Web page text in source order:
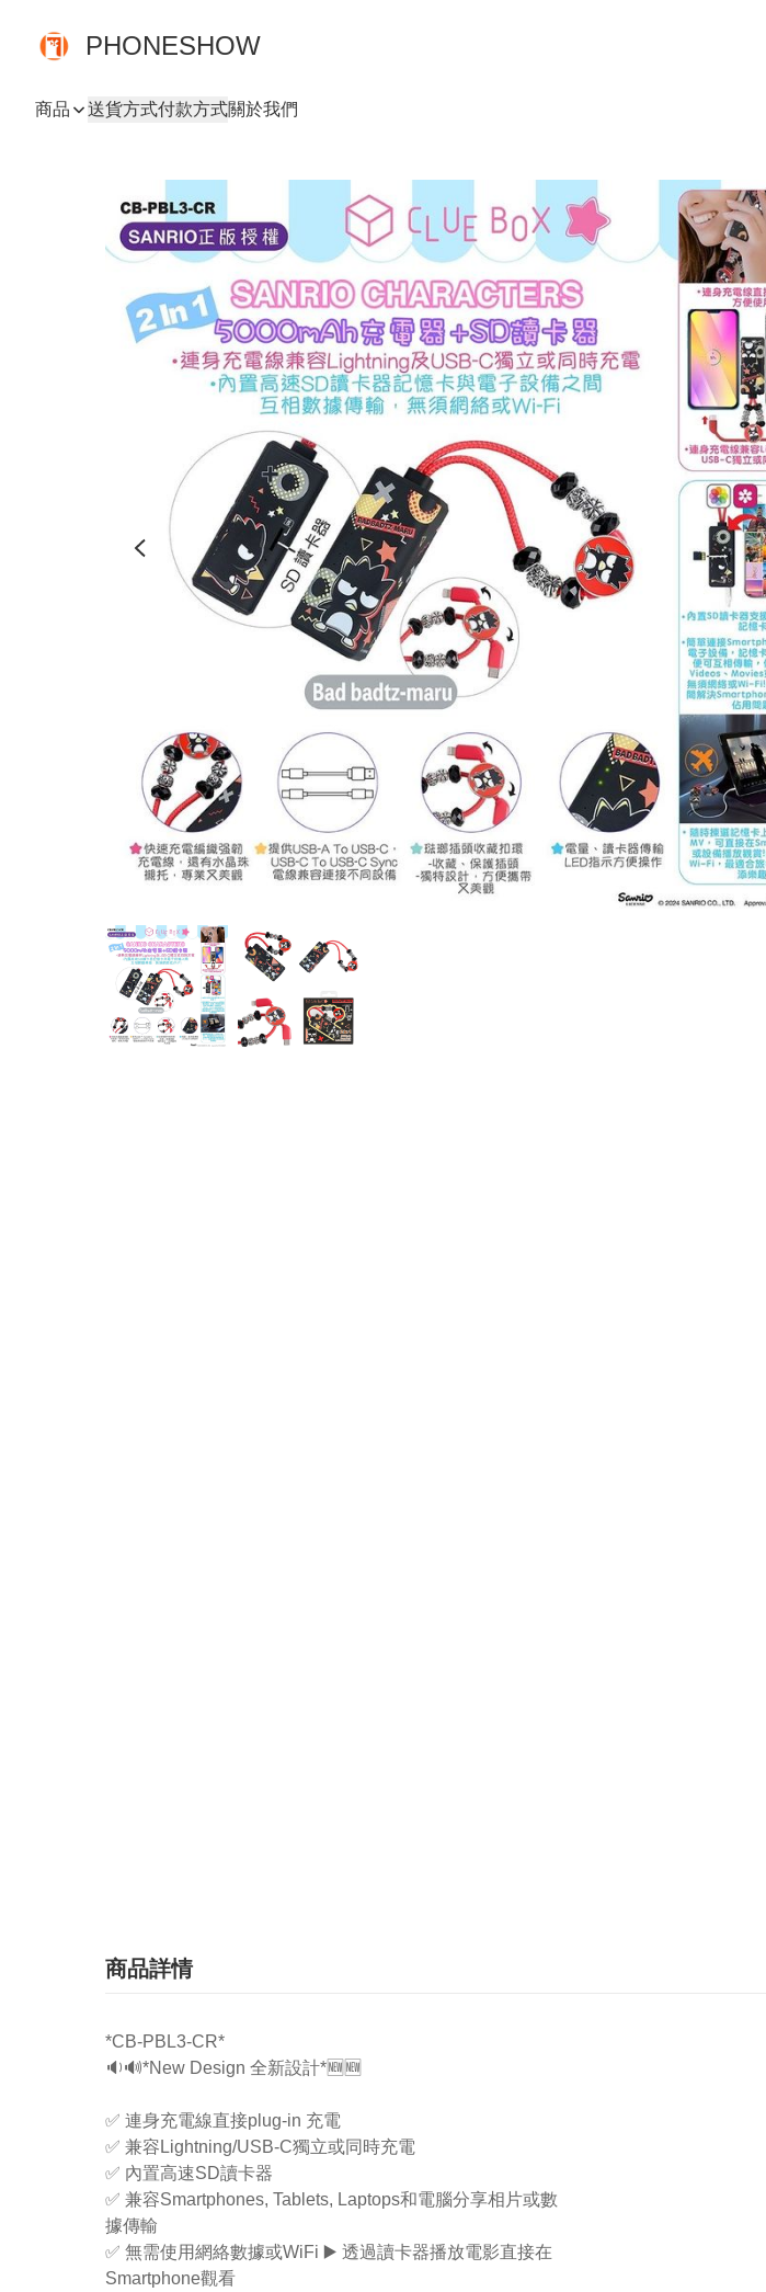
PHONESHOW
商品 送貨方式付款方式關於我們
商品詳情
*CB-PBL3-CR*
🔉🔊*New Design 全新設計*🆕🆕
✅ 連身充電線直接plug-in 充電
✅ 兼容Lightning/USB-C獨立或同時充電
✅ 內置高速SD讀卡器
✅ 兼容Smartphones, Tablets, Laptops和電腦分享相片或數
據傳輸
✅ 無需使用網絡數據或WiFi ▶️ 透過讀卡器播放電影直接在
Smartphone觀看